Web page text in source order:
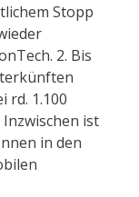
Stopp
2. Bis
rd. 1.100
Inzwischen ist
in den